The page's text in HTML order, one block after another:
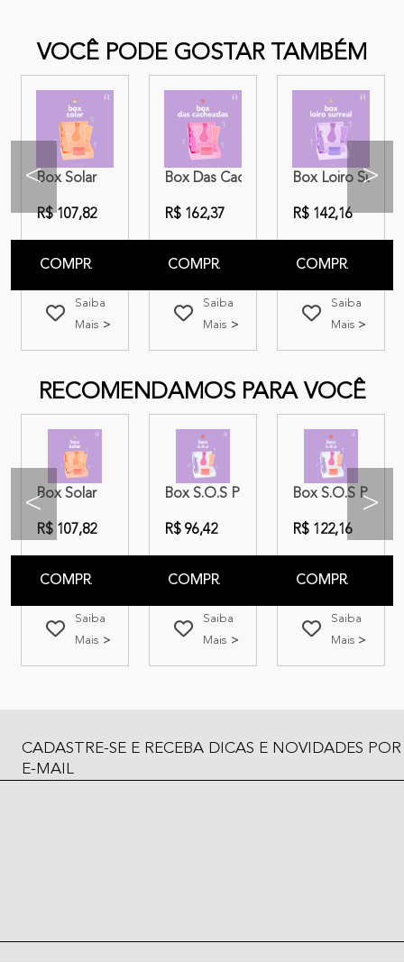
VOCÊ PODE GOSTAR TAMBÉM
<
M Box Solar
R$ 107,82
COMPRAR
Saiba
Mais
Box Das Cacheadas M
R$ 162,37
COMPRAR
Saiba
Mais
Box Loiro Surreal
R$ 142,16
COMPRAR
Saiba
Mais
>
RECOMENDAMOS PARA VOCÊ
<
MBox Solar
R$ 107,82
COMPRAR
Saiba
Mais
Box S.O.S PP
R$ 96,42
COMPRAR
Saiba
Mais
Box S.O.S P
R$ 122,16
COMPRAR
Saiba
Mais
>
CADASTRE-SE E RECEBA DICAS E NOVIDADES POR
E-MAIL